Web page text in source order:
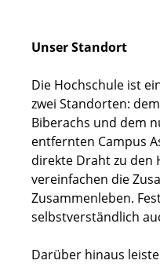
Unser Standort
Die Hochschule ist
zwei Standorten:
Biberachs und dem
entfernten Campus
direkte Draht zu den
vereinfachen die
Zusammenleben.
selbstverständlich
Darüber hinaus